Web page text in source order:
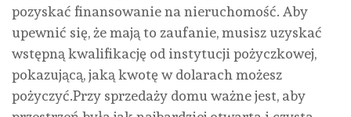
pozyskać finansowanie na nieruchomość. Aby
upewnić się, że mają to zaufanie, musisz uzyskać
wstępną kwalifikację od instytucji pożyczkowej,
pokazującą, jaką kwotę w dolarach możesz
pożyczyć.Przy sprzedaży domu ważne jest, aby